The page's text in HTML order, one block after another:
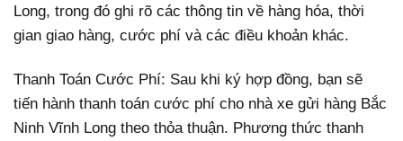
Long, trong đó ghi rõ các thông tin về hàng hóa, thời
gian giao hàng, cước phí và các điều khoản khác.
Thanh Toán Cước Phí: Sau khi ký hợp đồng, bạn sẽ
tiến hành thanh toán cước phí cho nhà xe gửi hàng Bắc
Ninh Vĩnh Long theo thỏa thuận. Phương thức thanh